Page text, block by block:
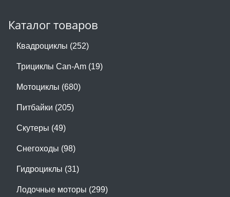
Каталог товаров
Квадроциклы (252)
Трициклы Can-Am (19)
Мотоциклы (680)
Питбайки (205)
Скутеры (49)
Снегоходы (98)
Гидроциклы (31)
Лодочные моторы (299)